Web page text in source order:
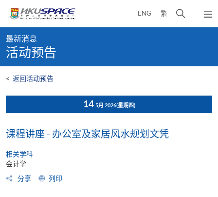
content
ENG 繁
开
弹
出
content
start
最新消息
活动预告
< 返回活动预告
14 5月 2026(星期四)
课程讲座 - 办公室及家居风水规划文凭
相关学科
会计学
分享
列印